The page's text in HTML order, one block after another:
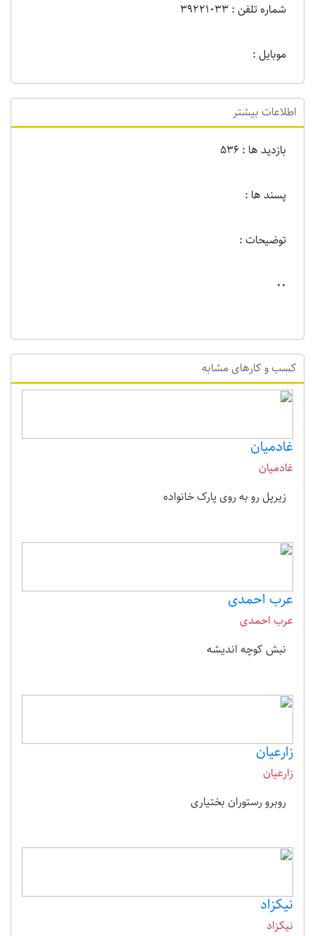
شماره تلفن : 39221033
موبایل :
اطلاعات بیشتر
بازدید ها : 536
پسند ها :
توضیحات :
00
کسب و کارهای مشابه
غادمیان
غادمیان
زیرپل رو به روی پارک خانواده
عرب احمدی
عرب احمدی
نبش کوچه اندیشه
زارعیان
زارعیان
روبرو رستوران بختیاری
نیکزاد
نیکزاد